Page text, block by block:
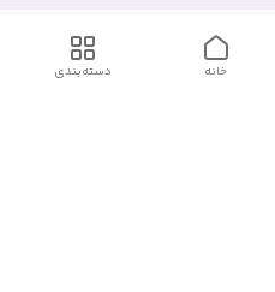
دسته‌بندی خانه